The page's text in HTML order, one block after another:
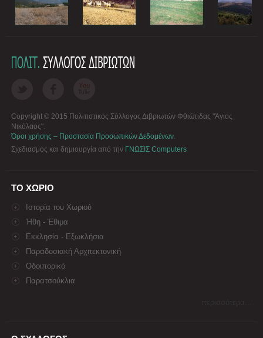
Copyright © 2015 Πολιτιστικός Σύλλογος Διβριωτών Φθιώτιδας "Άγιος
Νικόλαος".
Όροι χρήσης – Προστασία Προσωπικών Δεδομένων.
Σχεδιασμός και δημιουργία από την ΓΝΩΣΙΣ Computers
ΤΟ ΧΩΡΙΟ
Ιστορία του Χωριού
Ήθη - Έθιμα
Εκκλησία - Εξωκλήσια
Παραδοσιακή Αρχιτεκτονική
Οδοιπορικό
Παρατσούκλια